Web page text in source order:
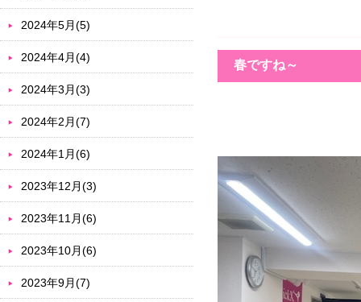
春ですね～
2024年5月(5)
2024年4月(4)
2024年3月(3)
2024年2月(7)
2024年1月(6)
2023年12月(3)
2023年11月(6)
2023年10月(6)
2023年9月(7)